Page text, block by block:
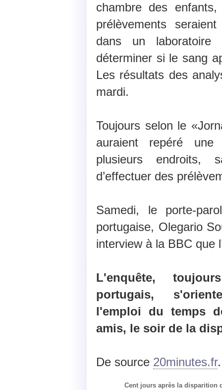
chambre des
prélèvements
dans un laboratoire
déterminer si le sang
Les résultats des
mardi.
Toujours selon le
auraient repéré
plusieurs endroits,
d’effectuer des
Samedi, le porte-
portugaise, Olegario
interview à la BBC que
L'enquête,
portugais,
l'emploi du temps
amis, le soir de la
De source 20minutes.fr.
Cent jours après la disparition